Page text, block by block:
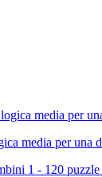
media per una